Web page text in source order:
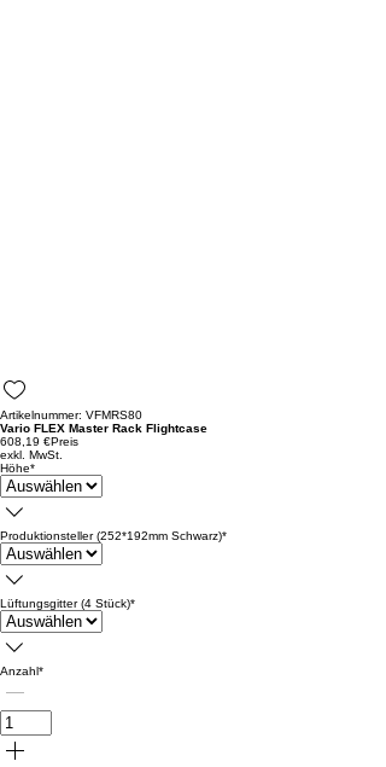
Artikelnummer: VFMRS80
Vario FLEX Master Rack Flightcase
608,19 €Preis
exkl. MwSt.
Höhe*
Produktionsteller (252*192mm Schwarz)*
Lüftungsgitter (4 Stück)*
Anzahl*